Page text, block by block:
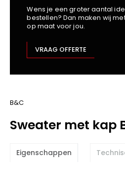
Jassz
Kariban
M-Safe
OXXA
Premier
Promodoro
Safety Jogger
Wens je een groter aantal
bestellen? Dan maken wij
op maat voor jou.
VRAAG OFFERTE
B&C
Sweater met kap
Eigenschappen